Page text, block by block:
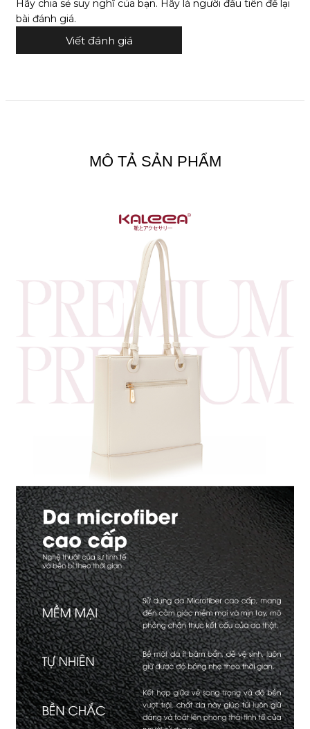
Hãy chia sẻ suy nghĩ của bạn. Hãy là người đầu tiên để lại
bài đánh giá.
Viết đánh giá
MÔ TẢ SẢN PHẨM